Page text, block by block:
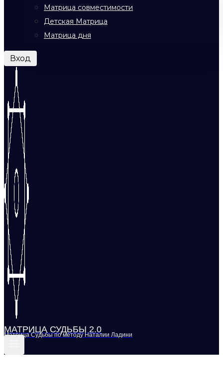
Матрица совместимости
Детская Матрица
Матрица дня
Вход
МАТРИЦА СУДЬБЫ 2.0
Матрица Судьбы по методу Наталии Ладини